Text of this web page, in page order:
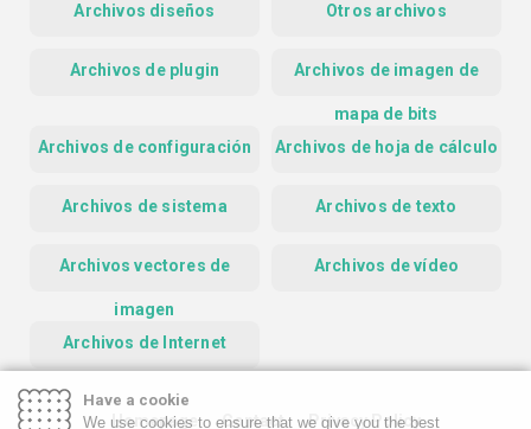
Archivos diseños Otros archivos
Archivos de plugin Archivos de imagen de
mapa de bits
Archivos de configuración
Archivos de hoja de cálculo
Archivos de sistema Archivos de texto
Archivos vectores de
imagen
Archivos de vídeo
Archivos de Internet
Homepage Contact Privacy Policy
Have a cookie
We use cookies to ensure that we give you the best